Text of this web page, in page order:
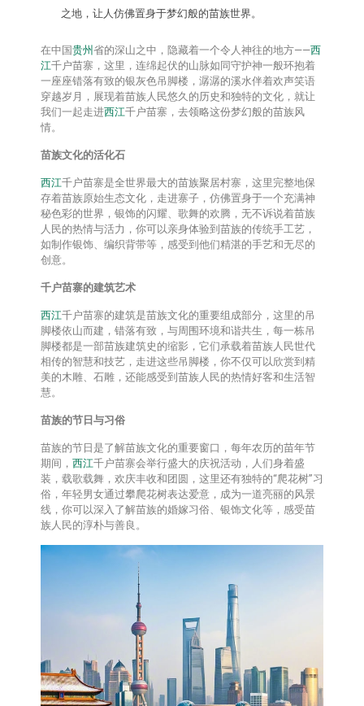
之地，让人仿佛置身于梦幻般的苗族世界。
在中国贵州 省的深山之中，隐藏着一个令人神往的地方——西
江千户苗寨，这里，连绵起伏的山脉如同守护神一般环抱着
一座座错落有致的银灰色吊脚楼，潺潺的溪水伴着欢声笑语
穿越岁月，展现着苗族人民悠久的历史和独特的文化，就让
我们一起走进西江千户苗寨，去领略这份梦幻般的苗族风
情。
苗族文化的活化石
西江千户苗寨是全世界最大的苗族聚居村寨，这里完整地保
存着苗族原始生态文化，走进寨子，仿佛置身于一个充满神
秘色彩的世界，银饰的闪耀、歌舞的欢腾，无不诉说着苗族
人民的热情与活力，你可以亲身体验到苗族的传统手工艺，
如制作银饰、编织背带等，感受到他们精湛的手艺和无尽的
创意。
千户苗寨的建筑艺术
西江千户苗寨的建筑是苗族文化的重要组成部分，这里的吊
脚楼依山而建，错落有致，与周围环境和谐共生，每一栋吊
脚楼都是一部苗族建筑史的缩影，它们承载着苗族人民世代
相传的智慧和技艺，走进这些吊脚楼，你不仅可以欣赏到精
美的木雕、石雕，还能感受到苗族人民的热情好客和生活智
慧。
苗族的节日与习俗
苗族的节日是了解苗族文化的重要窗口，每年农历的苗年节
期间， 西江千户苗寨会举行盛大的庆祝活动，人们身着盛
装，载歌载舞，欢庆丰收和团圆，这里还有独特的“爬花树”习
俗，年轻男女通过攀爬花树表达爱意，成为一道亮丽的风景
线，你可以深入了解苗族的婚嫁习俗、银饰文化等，感受苗
族人民的淳朴与善良。